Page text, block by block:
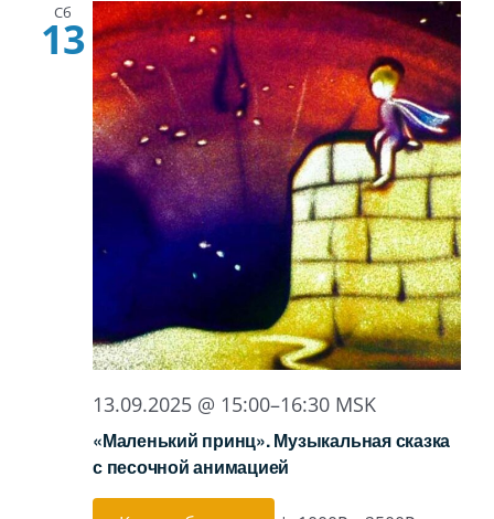
Сб
13
13.09.2025 @ 15:00–16:30 MSK
«Маленький принц». Музыкальная сказка
с песочной анимацией